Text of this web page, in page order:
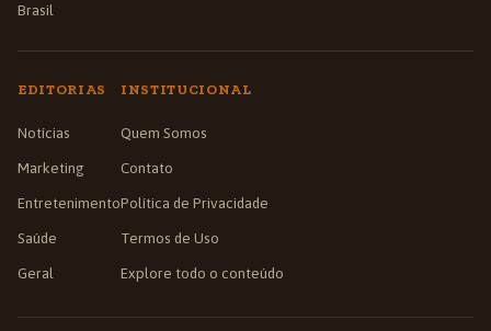
Brasil
EDITORIAS
Notícias
Marketing
Entretenimento
Saúde
Geral
INSTITUCIONAL
Quem Somos
Contato
Política de Privacidade
Termos de Uso
Explore todo o conteúdo